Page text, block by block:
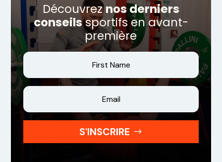
Découvreznos derniers
conseilssportifs en avant-
première
S'INSCRIRE